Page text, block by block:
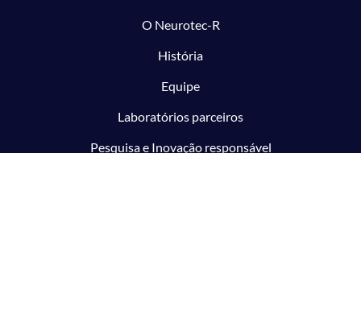
O Neurotec-R
História
Equipe
Laboratórios parceiros
Pesquisa e Inovação responsável